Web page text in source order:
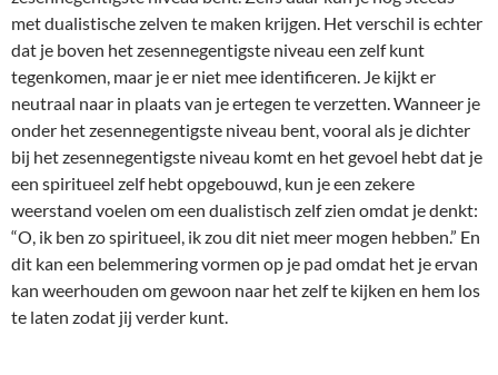
met dualistische zelven te maken krijgen. Het verschil is echter
dat je boven het zesennegentigste niveau een zelf kunt
tegenkomen, maar je er niet mee identificeren. Je kijkt er
neutraal naar in plaats van je ertegen te verzetten. Wanneer je
onder het zesennegentigste niveau bent, vooral als je dichter
bij het zesennegentigste niveau komt en het gevoel hebt dat je
een spiritueel zelf hebt opgebouwd, kun je een zekere
weerstand voelen om een dualistisch zelf zien omdat je denkt:
“O, ik ben zo spiritueel, ik zou dit niet meer mogen hebben.” En
dit kan een belemmering vormen op je pad omdat het je ervan
kan weerhouden om gewoon naar het zelf te kijken en hem los
te laten zodat jij verder kunt.